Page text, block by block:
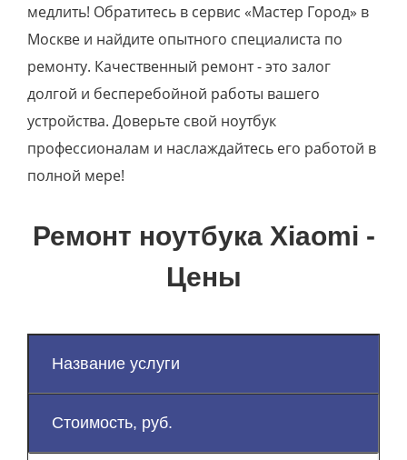
медлить! Обратитесь в сервис «Мастер Город» в
Москве и найдите опытного специалиста по
ремонту. Качественный ремонт - это залог
долгой и бесперебойной работы вашего
устройства. Доверьте свой ноутбук
профессионалам и наслаждайтесь его работой в
полной мере!
Ремонт ноутбука Xiaomi -
Цены
Название услуги
Стоимость, руб.